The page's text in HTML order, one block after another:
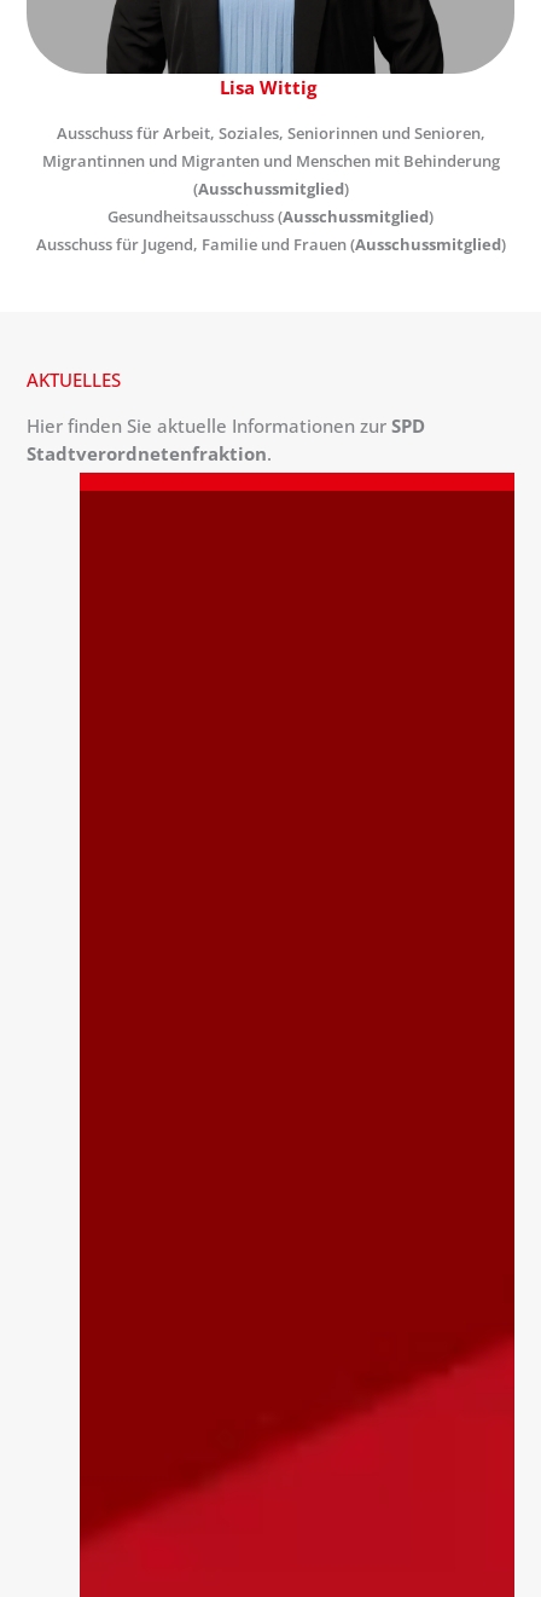
Lisa Wittig
Ausschuss für Arbeit, Soziales, Seniorinnen und Senioren,
Migrantinnen und Migranten und Menschen mit Behinderung
(Ausschussmitglied)
Gesundheitsausschuss (Ausschussmitglied)
Ausschuss für Jugend, Familie und Frauen (Ausschussmitglied)
AKTUELLES
Hier finden Sie aktuelle Informationen zurSPD
Stadtverordnetenfraktion.